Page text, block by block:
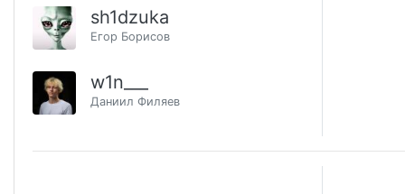
sh1dzuka
Егор Борисов
w1n___
Даниил Филяев